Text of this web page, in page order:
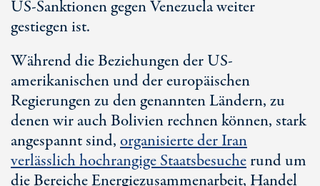
US-Sanktionengegen Venezuela weiter
gestiegen ist.
Während die Beziehungen der US-
amerikanischen und der europäischen
Regierungen zu den genannten Ländern, zu
denen wir auch Bolivien rechnen können, stark
angespannt sind,organisierte der Iran
verlässlich hochrangige Staatsbesucherund um
die Bereiche Energiezusammenarbeit, Handel